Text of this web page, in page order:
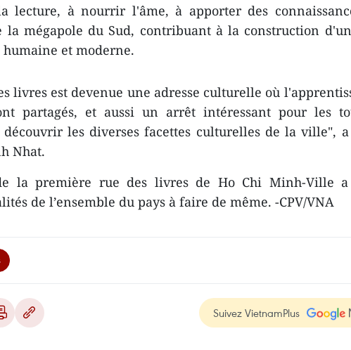
lecture, à nourrir l'âme, à apporter des
la mégapole du Sud, contribuant à la construction
et moderne.
livres est devenue une adresse culturelle où
partagés, et aussi un arrêt intéressant pour les
découvrir les diverses facettes culturelles de la ville", a
Nhat.
la première rue des livres de Ho Chi Minh-Ville
de l’ensemble du pays à faire de même. -CPV/VNA
Suivez VietnamPlus